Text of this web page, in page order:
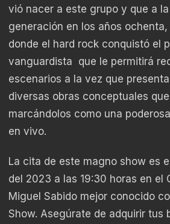
vió nacer a este grupo y que a
generación en los años
donde el hard rock conquistó el
vanguardista que le permitirá
escenarios a la vez que
diversas obras conceptuales
marcándolos como una
en vivo.
La cita de este magno show es
del 2023 a las 19:30 horas en el
Miguel Sabido mejor conocido
Show. Asegúrate de adquirir tus